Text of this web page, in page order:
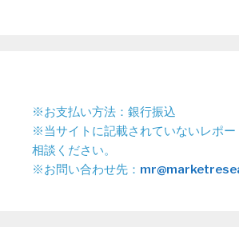
※お支払い方法：銀行振込
※当サイトに記載されていないレポー
相談ください。
※お問い合わせ先：